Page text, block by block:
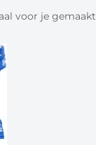
voor je